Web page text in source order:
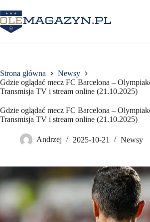
do
treści
Strona główna
Newsy
Gdzie oglądać mecz FC Barcelona –
Transmisja TV i stream online (21.10.2025)
Gdzie oglądać mecz FC Barcelona –
Transmisja TV i stream online (21.10.2025)
Andrzej 2025-10-21 Newsy